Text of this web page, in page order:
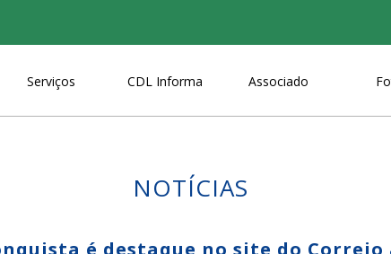
Serviços CDL Informa Associado
NOTÍCIAS
é destaque no site do Correio